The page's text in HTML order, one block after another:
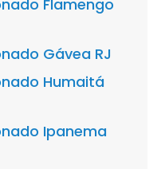
Flamengo
Gávea RJ
Humaitá
Ipanema